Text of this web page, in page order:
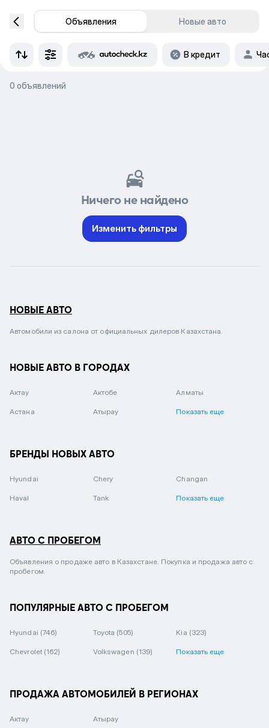
Объявления Новые авто
В кредит
0 объявлений
Ничего не найдено
Изменить фильтры
НОВЫЕ АВТО
Автомобили из салона от официальных дилеров Казахстана.
НОВЫЕ АВТО В ГОРОДАХ
Актау Актобе Алматы
Астана Атырау Показать еще
БРЕНДЫ НОВЫХ АВТО
Hyundai Chery Changan
Haval Tank Показать еще
АВТО С ПРОБЕГОМ
Объявления о продаже авто в Казахстане. Покупка и продажа авто с
пробегом.
ПОПУЛЯРНЫЕ АВТО С ПРОБЕГОМ
Hyundai (746) Toyota (505) Kia (323)
Chevrolet (162) Volkswagen (139) Показать еще
ПРОДАЖА АВТОМОБИЛЕЙ В РЕГИОНАХ
Актау Атырау